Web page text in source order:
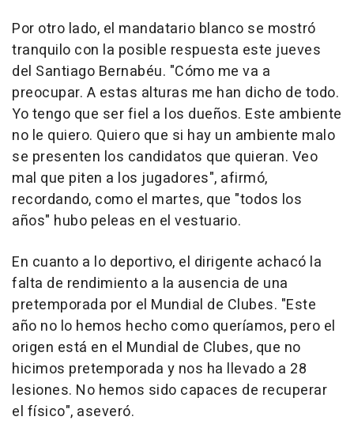
Por otro lado, el mandatario blanco se mostró
tranquilo con la posible respuesta este jueves
del Santiago Bernabéu. "Cómo me va a
preocupar. A estas alturas me han dicho de todo.
Yo tengo que ser fiel a los dueños. Este ambiente
no le quiero. Quiero que si hay un ambiente malo
se presenten los candidatos que quieran. Veo
mal que piten a los jugadores", afirmó,
recordando, como el martes, que "todos los
años" hubo peleas en el vestuario.
En cuanto a lo deportivo, el dirigente achacó la
falta de rendimiento a la ausencia de una
pretemporada por el Mundial de Clubes. "Este
año no lo hemos hecho como queríamos, pero el
origen está en el Mundial de Clubes, que no
hicimos pretemporada y nos ha llevado a 28
lesiones. No hemos sido capaces de recuperar
el físico", aseveró.